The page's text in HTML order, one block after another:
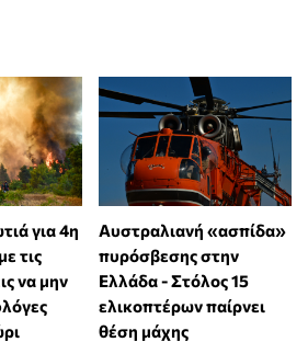
για 4η
τις
να μην
Αυστραλιανή «ασπίδα»
πυρόσβεσης στην
Ελλάδα - Στόλος 15
ελικοπτέρων παίρνει
θέση μάχης